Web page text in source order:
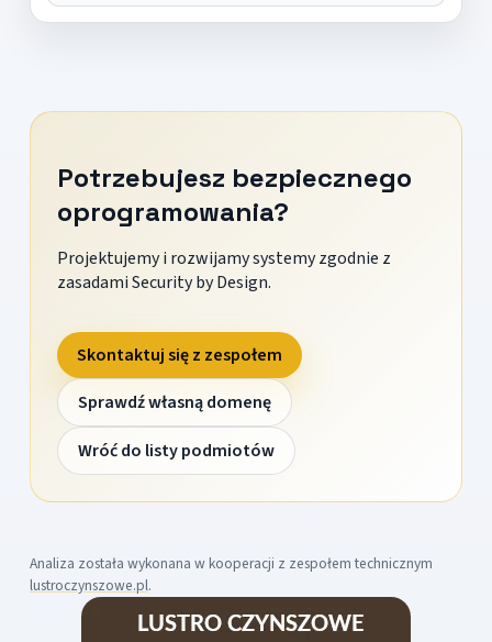
Potrzebujesz bezpiecznego
oprogramowania?
Projektujemy i rozwijamy systemy zgodnie z
zasadami Security by Design.
Skontaktuj się z zespołem
Sprawdź własną domenę
Wróć do listy podmiotów
Analiza została wykonana w kooperacji z zespołem technicznym
lustroczynszowe.pl.